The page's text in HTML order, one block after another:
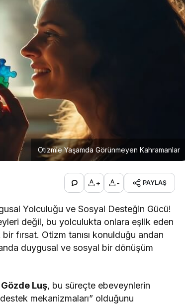
Otizmle Yaşamda Görünmeyen Kahramanlar
+ - PAYLAŞ
Yolculuğu ve Sosyal Desteğin Gücü!
değil, bu yolculukta onlara eşlik eden
fırsat. Otizm tanısı konulduğu andan
duygusal ve sosyal bir dönüşüm
Luş, bu süreçte ebeveynlerin
mekanizmaları” olduğunu